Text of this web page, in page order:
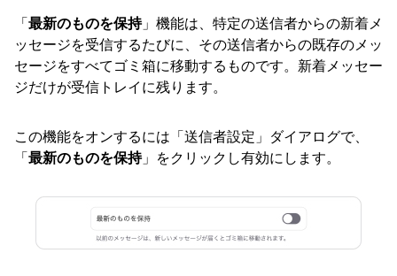
「最新のものを保持」機能は、特定の送信者からの新着メ
ッセージを受信するたびに、その送信者からの既存のメッ
セージをすべてゴミ箱に移動するものです。新着メッセー
ジだけが受信トレイに残ります。
この機能をオンするには「送信者設定」ダイアログで、
「最新のものを保持」をクリックし有効にします。